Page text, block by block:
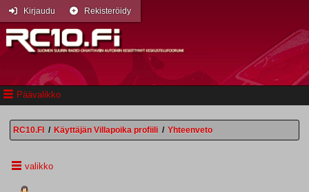
Päävalikko
Kirjaudu Rekisteröidy
RC10.FI / Käyttäjän Villapoika profiili / Yhteenveto
valikko